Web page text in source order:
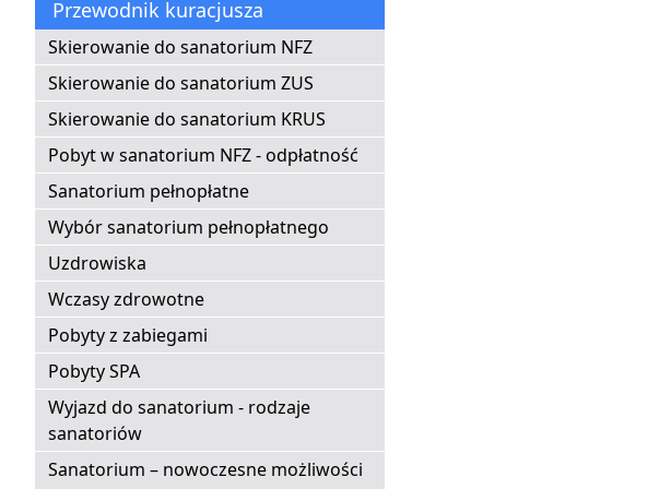
Przewodnik kuracjusza
Skierowanie do sanatorium NFZ
Skierowanie do sanatorium ZUS
Skierowanie do sanatorium KRUS
Pobyt w sanatorium NFZ - odpłatność
Sanatorium pełnopłatne
Wybór sanatorium pełnopłatnego
Uzdrowiska
Wczasy zdrowotne
Pobyty z zabiegami
Pobyty SPA
Wyjazd do sanatorium - rodzaje
sanatoriów
Sanatorium – nowoczesne możliwości